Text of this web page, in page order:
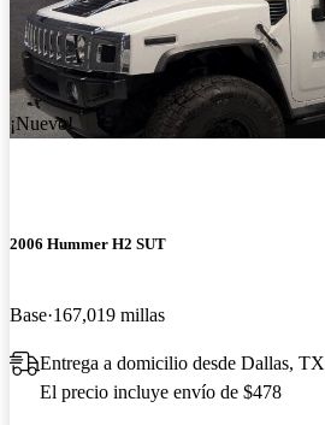
¡Nuevo!
2006 Hummer H2 SUT
Base 167,019 millas
Entrega a domicilio desde Dallas, TX
El precio incluye envío de $478